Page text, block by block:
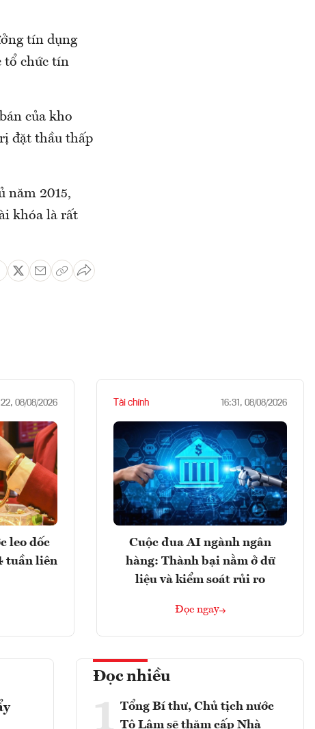
tín dụng
tổ chức tín
của kho
đặt thầu thấp
năm 2015,
khóa là rất
08/08/2026
leo dốc
tuần liên
Tài chính 16:31, 08/08/2026
Cuộc đua AI ngành ngân
hàng: Thành bại nằm ở dữ
liệu và kiểm soát rủi ro
Đọc ngay
Đọc nhiều
1 Tổng Bí thư, Chủ tịch nước
Tô Lâm sẽ thăm cấp Nhà